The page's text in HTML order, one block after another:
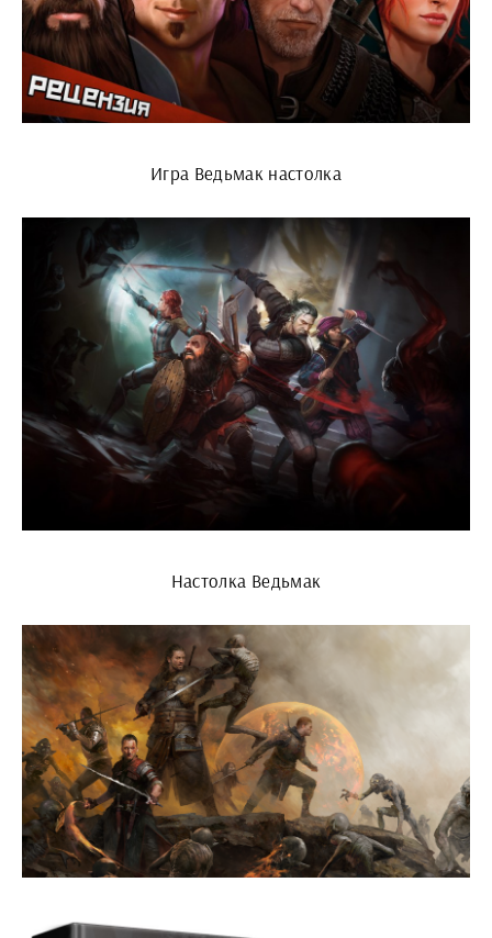
Игра Ведьмак настолка
Настолка Ведьмак